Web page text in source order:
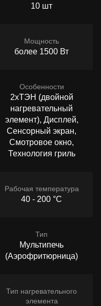
10 шт
Мощность
более 1500 Вт
Особенности
2хТЭН (двойной
нагревательный
элемент), Дисплей,
Сенсорный экран,
Смотровое окно,
Технология гриль
Рабочая температура
40 - 200 °C
Тип
Мультипечь
(Аэрофритюрница)
Тип нагревательного
элемента